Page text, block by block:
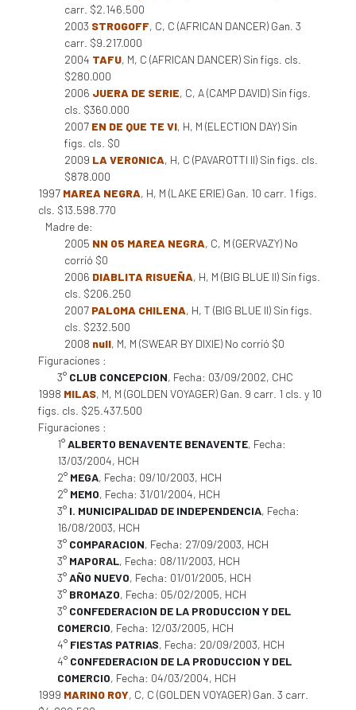
carr. $2.146.500
2003 STROGOFF, C, C (AFRICAN DANCER) Gan. 3
carr. $9.217.000
2004 TAFU, M, C (AFRICAN DANCER) Sin figs. cls.
$280.000
2006 JUERA DE SERIE, C, A (CAMP DAVID) Sin figs.
cls. $360.000
2007 EN DE QUE TE VI, H, M (ELECTION DAY) Sin
figs. cls. $0
2009 LA VERONICA, H, C (PAVAROTTI II) Sin figs. cls.
$878.000
1997 MAREA NEGRA, H, M (LAKE ERIE) Gan. 10 carr. 1 figs.
cls. $13.598.770
Madre de:
2005 NN 05 MAREA NEGRA, C, M (GERVAZY) No
corrió $0
2006 DIABLITA RISUEÑA, H, M (BIG BLUE II) Sin figs.
cls. $206.250
2007 PALOMA CHILENA, H, T (BIG BLUE II) Sin figs.
cls. $232.500
2008 null, M, M (SWEAR BY DIXIE) No corrió $0
Figuraciones :
3° CLUB CONCEPCION, Fecha: 03/09/2002, CHC
1998 MILAS, M, M (GOLDEN VOYAGER) Gan. 9 carr. 1 cls. y 10
figs. cls. $25.437.500
Figuraciones :
1°ALBERTO BENAVENTE BENAVENTE, Fecha:
13/03/2004, HCH
2° MEGA, Fecha: 09/10/2003, HCH
2° MEMO, Fecha: 31/01/2004, HCH
3° I. MUNICIPALIDAD DE INDEPENDENCIA, Fecha:
16/08/2003, HCH
3° COMPARACION, Fecha: 27/09/2003, HCH
3° MAPORAL, Fecha: 08/11/2003, HCH
3°AÑO NUEVO, Fecha: 01/01/2005, HCH
3° BROMAZO, Fecha: 05/02/2005, HCH
3° CONFEDERACION DE LA PRODUCCION Y DEL
COMERCIO, Fecha: 12/03/2005, HCH
4° FIESTAS PATRIAS, Fecha: 20/09/2003, HCH
4° CONFEDERACION DE LA PRODUCCION Y DEL
COMERCIO, Fecha: 04/03/2004, HCH
1999 MARINO ROY, C, C (GOLDEN VOYAGER) Gan. 3 carr.